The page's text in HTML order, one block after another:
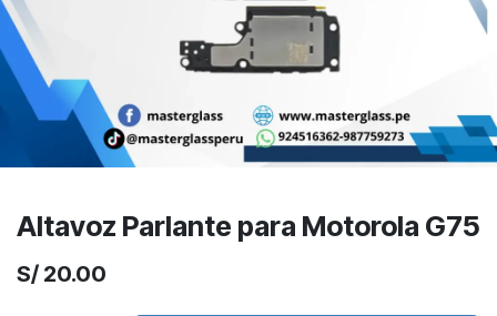
Altavoz Parlante para Motorola G75
S/ 20.00